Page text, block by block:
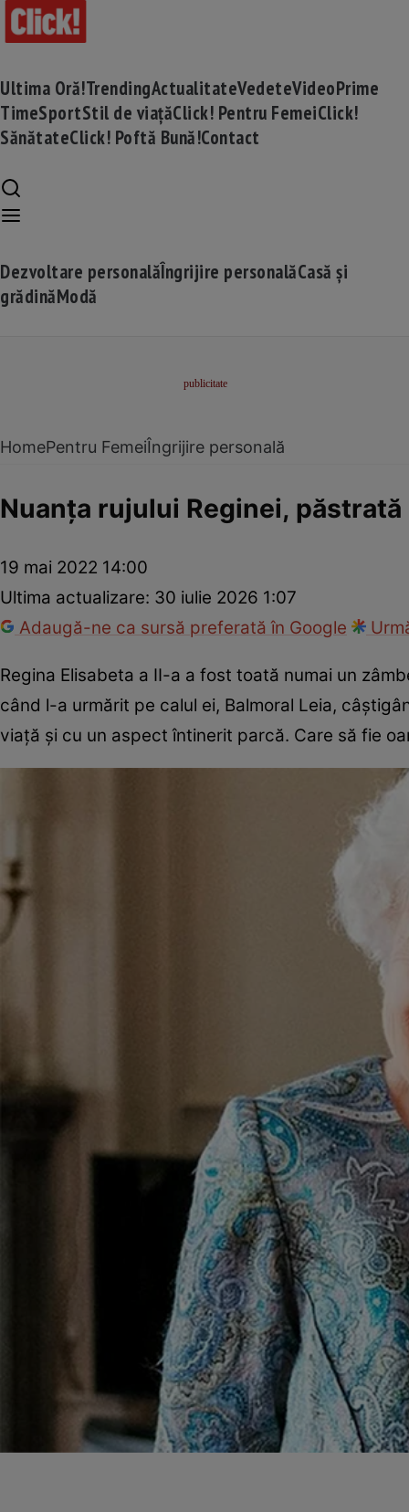
Ultima Oră!TrendingActualitateVedeteVideoPrime
TimeSportStil de viațăClick! Pentru FemeiClick!
SănătateClick! Poftă Bună!Contact
Dezvoltare personalăÎngrijire personalăCasă și
grădinăModă
HomePentru FemeiÎngrijire personală
Nuanța rujului Reginei,
19 mai 2022 14:00
Ultima actualizare: 30 iulie 2026 1:07
Adaugă-ne ca sursă preferată în Google
Regina Elisabeta a II-a a fost toată numai un
când l-a urmărit pe calul ei, Balmoral Leia,
viață și cu un aspect întinerit parcă. Care să fie